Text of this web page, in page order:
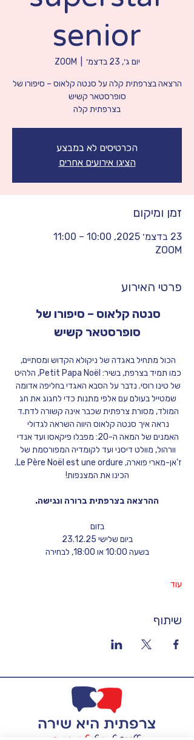
senior
יום ג׳, 23 בדצמ׳ ZOOM
הרצאה בצרפתית קלה על סנטה קלאוס – סיפורו של
בצרפתית קלה
הכרטיסים לא במבצע
הציגו אירועים אחרים
זמן ומיקום
23 בדצמ׳ 2025, 10:00 – 11:00
ZOOM
פרטי האירוע
סנטה קלאוס – סיפורו של
סופרסטאר קשיש
הכול מתחיל באגדה של ניקולא הקדוש ומסתיים,
כמו תמיד בצרפת, בשיר: Petit Papa Noël, הלהיט
של טינו רוסי. נדבר על הסבא האגדי בחליפה אדומה
שמטייל בעולם עם אלפי מתנות כדי לחגוג את חג
המולד, מסורת צרפתית שכבר אינה קשורה לדת.ד
נראה איך סנטה קלאוס היווה השראה לגדולי
האמנים של המאה ה-20: מפבלו פיקאסו ועד אנדי
וורהול, מוולט דיסני ועד לקומדיה המפורסמת של
ז'אן-מארי פוארה, Le Père Noël est une ordure.
הכינו את המצנפות!
ההרצאה בצרפתית ברורה ונגישה.
בזום
ביום שלישי 23.12.25
בשעה 10:00 או 18:00, לבחירה
עוד
שיתוף